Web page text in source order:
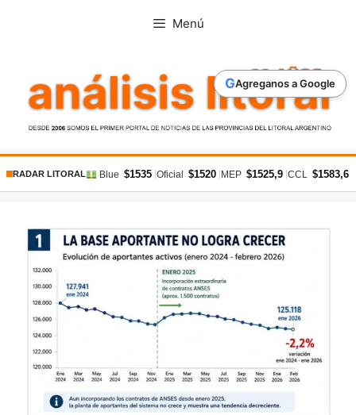
GAgreganos a Google
Menú
RADAR LITORAL Blue $1535 Oficial $1520 MEP $1525,9 CCL $1583,6